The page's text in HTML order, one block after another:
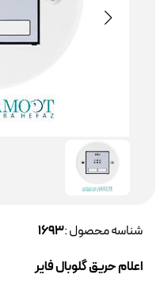
شناسه محصول :1693
اعلام حریق گلوبال فایر